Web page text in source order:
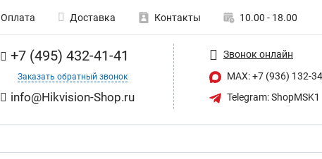
Оплата Доставка Контакты 10.00 - 18.00
+7 (495) 432-41-41
Заказать обратный звонок
info@Hikvision-Shop.ru
Звонок онлайн
MAX: +7 (936) 132-
Telegram: ShopMSK1